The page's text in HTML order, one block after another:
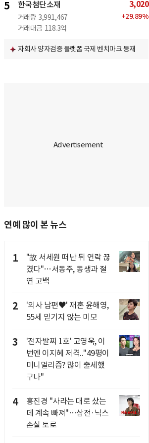
5 한국첨단소재
거래량 3,991,467
거래대금 118.3억
3,020
+29.89%
자회사 양자검증 플랫폼 국제 벤치마크 등재
연예 많이 본 뉴스
1
"故 서세원 떠난 뒤 연락 끊
겼다"…서동주, 동생과 절
연 고백
2
'의사 남편♥' 재혼 윤해영,
55세 믿기지 않는 미모
3
'전자발찌 1호' 고영욱, 이
번엔 이지혜 저격.."49평이
미니멀리즘? 많이 출세했
구나"
4
홍진경 "사라는 대로 샀는
데 계속 빠져"…삼전·닉스
손실 토로